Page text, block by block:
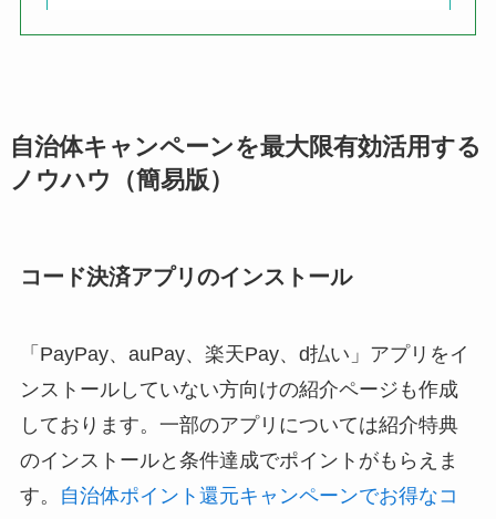
自治体キャンペーンを最大限有効活用する
ノウハウ（簡易版）
コード決済アプリのインストール
「PayPay、auPay、楽天Pay、d払い」アプリをイ
ンストールしていない方向けの紹介ページも作成
しております。一部のアプリについては紹介特典
のインストールと条件達成でポイントがもらえま
す。
自治体ポイント還元キャンペーンでお得なコ